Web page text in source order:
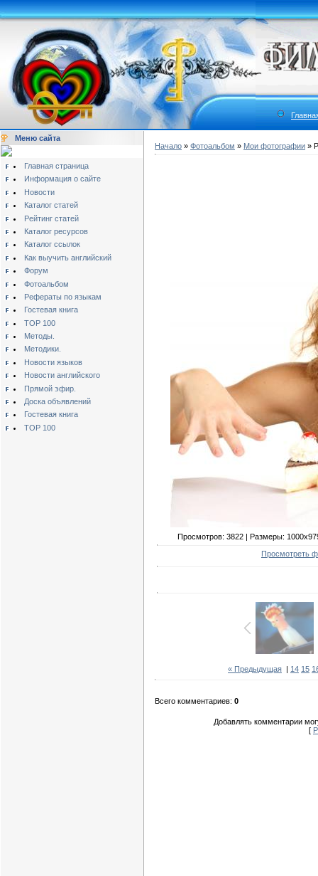
Меню сайта
Главная страница
Информация о сайте
Новости
Каталог статей
Рейтинг статей
Каталог ресурсов
Каталог ссылок
Как выучить английский
Форум
Фотоальбом
Рефераты по языкам
Гостевая книга
TOP 100
Методы.
Методики.
Новости языков
Новости английского
Прямой эфир.
Доска объявлений
Гостевая книга
TOP 100
Начало » Фотоальбом » Мои фотографии »
Просмотров: 3822 | Размеры:
Просмотреть
« Предыдущая | 14 15
Всего комментариев: 0
Добавлять комментарии
[